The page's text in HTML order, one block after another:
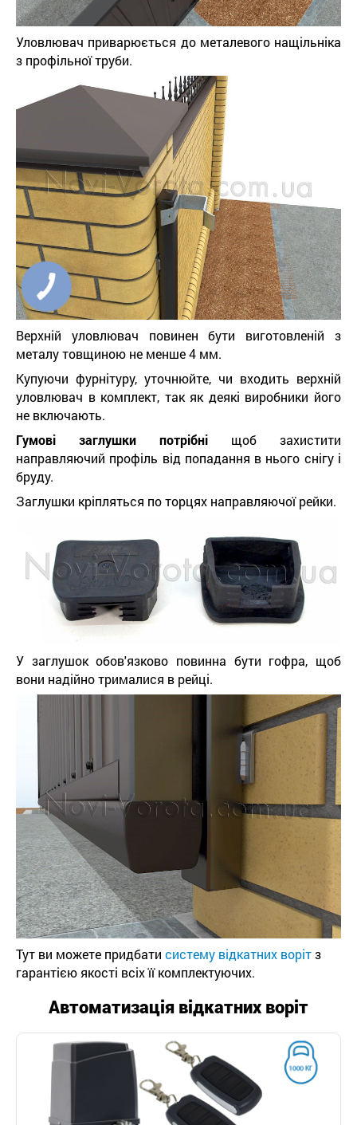
Уловлювач приварюється до металевого нащільніка
з профільної труби.
Верхній уловлювач повинен бути виготовленій з
металу товщиною не менше 4 мм.
Купуючи фурнітуру, уточнюйте, чи входить верхній
уловлювач в комплект, так як деякі виробники його
не включають.
Гумові заглушки потрібні щоб захистити
направляючий профіль від попадання в нього снігу і
бруду.
Заглушки кріпляться по торцях направляючої рейки.
У заглушок обов'язково повинна бути гофра, щоб
вони надійно трималися в рейці.
Тут ви можете придбати систему відкатних ворітз
гарантією якості всіх її комплектуючих.
Автоматизація відкатних воріт